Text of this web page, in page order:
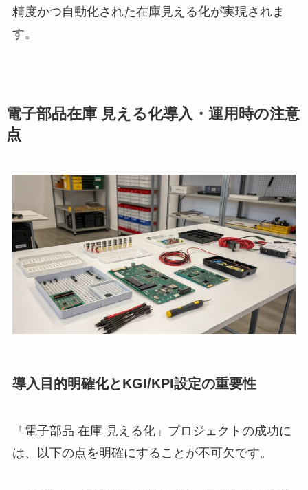
精度かつ自動化された在庫見える化が実現されま
す。
電子部品在庫 見える化導入・運用時の注意
点
導入目的明確化とKGI/KPI設定の重要性
「電子部品 在庫 見える化」プロジェクトの成功に
は、以下の点を明確にすることが不可欠です。